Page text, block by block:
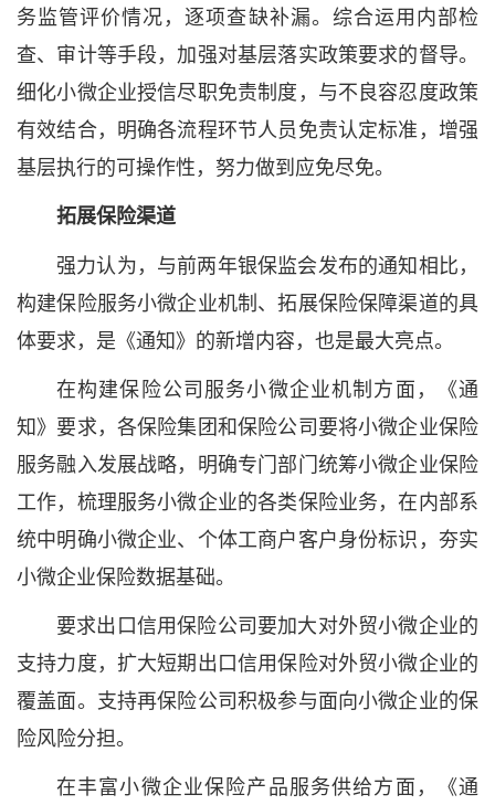
务监管评价情况，逐项查缺补漏。综合运用内部检
查、审计等手段，加强对基层落实政策要求的督导。
细化小微企业授信尽职免责制度，与不良容忍度政策
有效结合，明确各流程环节人员免责认定标准，增强
基层执行的可操作性，努力做到应免尽免。
拓展保险渠道
强力认为，与前两年银保监会发布的通知相比，
构建保险服务小微企业机制、拓展保险保障渠道的具
体要求，是《通知》的新增内容，也是最大亮点。
在构建保险公司服务小微企业机制方面，《通
知》要求，各保险集团和保险公司要将小微企业保险
服务融入发展战略，明确专门部门统筹小微企业保险
工作，梳理服务小微企业的各类保险业务，在内部系
统中明确小微企业、个体工商户客户身份标识，夯实
小微企业保险数据基础。
要求出口信用保险公司要加大对外贸小微企业的
支持力度，扩大短期出口信用保险对外贸小微企业的
覆盖面。支持再保险公司积极参与面向小微企业的保
险风险分担。
在丰富小微企业保险产品服务供给方面，《通